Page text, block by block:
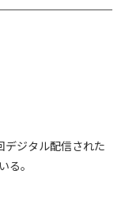
デジタル配信された
る。